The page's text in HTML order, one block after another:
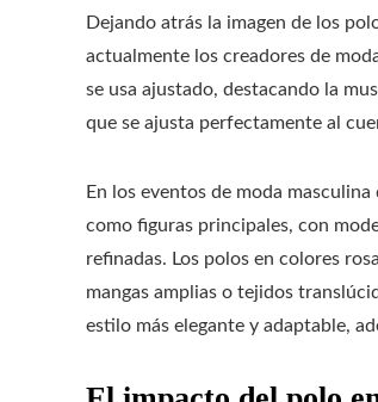
Dejando atrás la imagen de los
actualmente los creadores de
se usa ajustado, destacando la
que se ajusta perfectamente al
En los eventos de moda
como figuras principales, con
refinadas. Los polos en colores
mangas amplias o tejidos
estilo más elegante y adaptable,